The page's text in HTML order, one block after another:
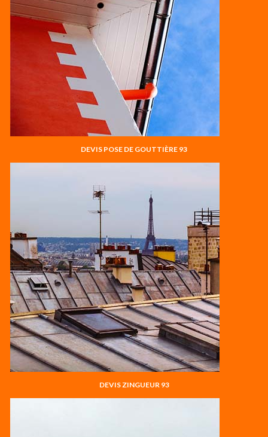
DEVIS POSE DE GOUTTIÈRE 93
DEVIS ZINGUEUR 93